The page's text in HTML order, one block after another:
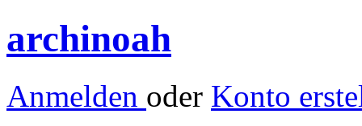
archinoah
Anmelden oder Konto